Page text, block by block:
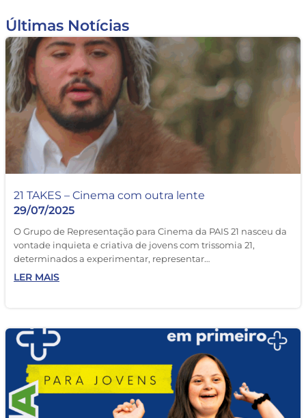
Últimas Notícias
21 TAKES – Cinema com outra lente
29/07/2025
O Grupo de Representação para Cinema da PAIS 21 nasceu da
vontade inquieta e criativa de jovens com trissomia 21,
determinados a experimentar, representar…
LER MAIS